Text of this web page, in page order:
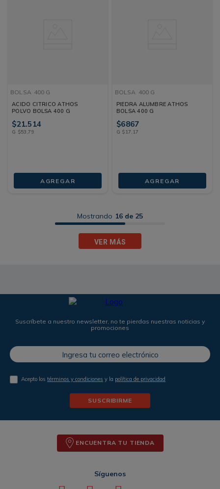
BOLSA 400 G
ACIDO CITRICO ATHOS
POLVO BOLSA 400 G
$21.514
G $53,79
AGREGAR
BOLSA 400 G
PIEDRA ALUMBRE ATHOS
BOLSA 400 G
$6867
G $17,17
AGREGAR
Mostrando 16 de 25
VER MÁS
Suscríbete a nuestro newsletter, no te pierdas nuestras noticias y
promociones
Acepto lostérminos y condiciones y la política de privacidad
SUSCRIBIRME
ENCUENTRA TU TIENDA
Síguenos